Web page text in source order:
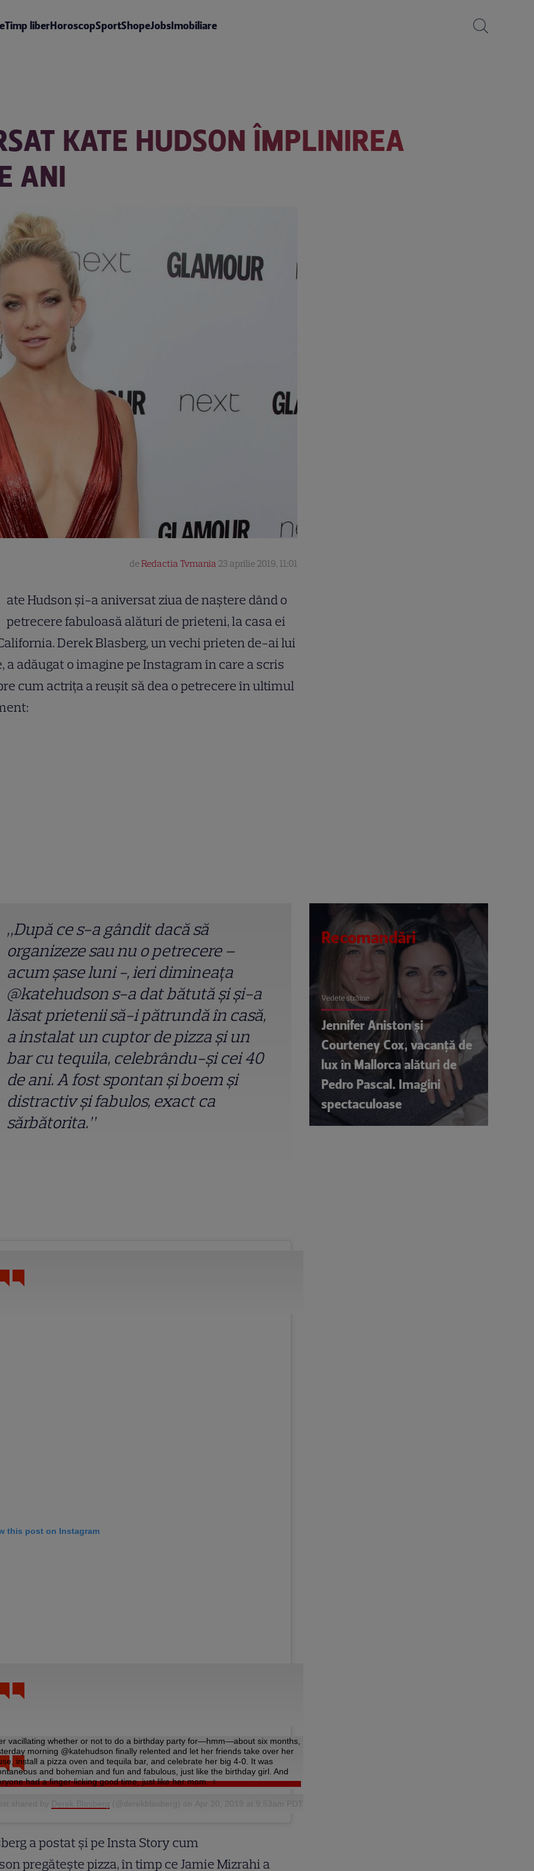
Timp liberHoroscopSportShopeJobsImobiliare
KATE HUDSON ÎMPLINIREA
ANI
deRedactia Tvmania 23 aprilie 2019, 11:01
ate Hudson și-a aniversat ziua de naștere dând o
petrecere fabuloasă alături de prieteni, la casa ei
Derek Blasberg, un vechi prieten de-ai lui
a adăugat o imagine pe Instagram în care a scris
cum actrița a reușit să dea o petrecere în ultimul
„După ce s-a gândit dacă să
organizeze sau nu o petrecere –
acum șase luni -, ieri dimineața
@katehudson s-a dat bătută și și-a
lăsat prietenii să-i pătrundă în casă,
a instalat un cuptor de pizza și un
bar cu tequila, celebrându-și cei 40
de ani. A fost spontan și boem și
distractiv și fabulos, exact ca
sărbătorita.”
this post on Instagram
vacillating whether or not to do a birthday party for—hmm—about six months,
morning @katehudson finally relented and let her friends take over her
install a pizza oven and tequila bar, and celebrate her big 4-0. It was
and bohemian and fun and fabulous, just like the birthday girl. And
had a finger-licking good time, just like her mom. ‍♀️
shared by Derek Blasberg (@derekblasberg) on Apr 20, 2019 at 9:53am PDT
a postat și pe Insta Story cum
pregătește pizza, în timp ce Jamie Mizrahi a
Recomandări
Vedete străine
Jennifer Aniston și
Courteney Cox, vacanță de
lux în Mallorca alături de
Pedro Pascal. Imagini
spectaculoase